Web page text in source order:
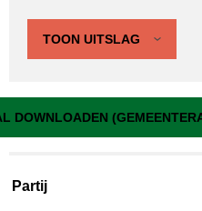
TOON UITSLAG
48 Prinsekerk
DOWNLOADEN
Partij